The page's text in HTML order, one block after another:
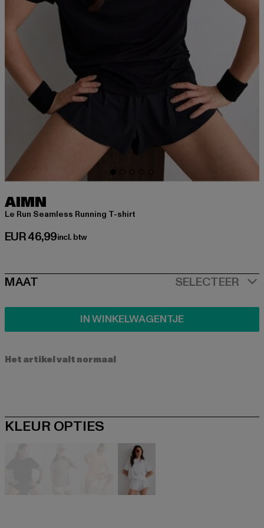
AIMN
Le Run Seamless Running T-shirt
EUR 46,99
Huidige prijs: EUR 46,99
incl. btw
SIZE
MAAT SELECTEER
IN WINKELWAGENTJE
Het artikel valt normaal
KLEUR OPTIES